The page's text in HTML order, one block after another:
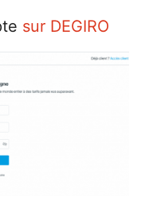
sur DEGIRO